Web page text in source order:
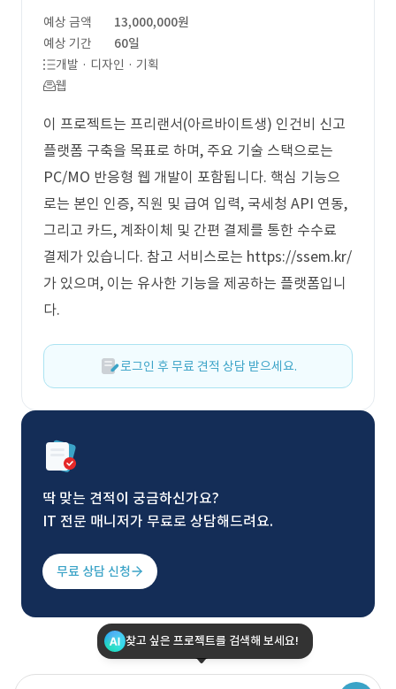
예상 금액
13,000,000원
예상 기간
60일
개발 · 디자인 · 기획
웹
이 프로젝트는 프리랜서(아르바이트생) 인건비 신고
플랫폼 구축을 목표로 하며, 주요 기술 스택으로는
PC/MO 반응형 웹 개발이 포함됩니다. 핵심 기능으
로는 본인 인증, 직원 및 급여 입력, 국세청 API 연동,
그리고 카드, 계좌이체 및 간편 결제를 통한 수수료
결제가 있습니다. 참고 서비스로는 https://ssem.kr/
가 있으며, 이는 유사한 기능을 제공하는 플랫폼입니
다.
로그인 후 무료 견적 상담 받으세요.
딱 맞는 견적이 궁금하신가요?
IT 전문 매니저가 무료로 상담해드려요.
무료 상담 신청
찾고 싶은 프로젝트를 검색해 보세요!